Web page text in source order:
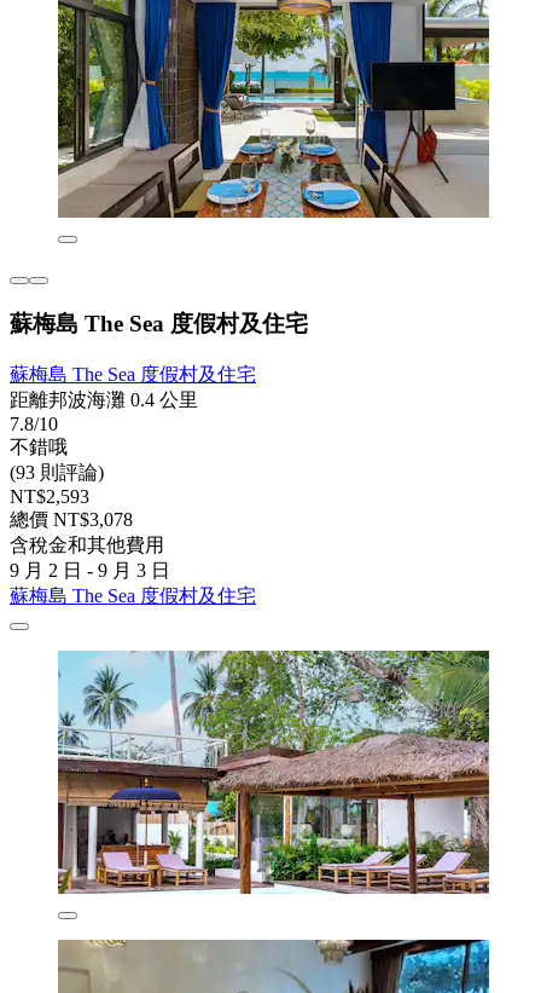
蘇梅島 The Sea 度假村及住宅
蘇梅島 The Sea 度假村及住宅
距離邦波海灘 0.4 公里
7.8/10
不錯哦
(93 則評論)
NT$2,593
總價 NT$3,078
含稅金和其他費用
9 月 2 日 - 9 月 3 日
蘇梅島 The Sea 度假村及住宅